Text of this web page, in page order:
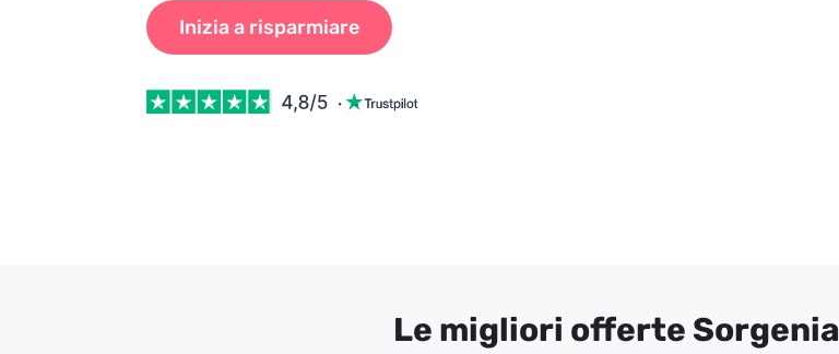
Inizia a risparmiare
Le migliori offerte Sorgenia